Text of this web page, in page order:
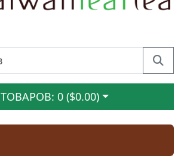
ТОВАРОВ: 0 ($0.00)